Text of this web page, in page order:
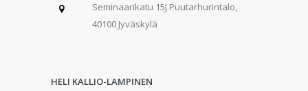
Seminaarikatu 15J Puutarhurintalo,
40100 Jyväskylä
HELI KALLIO-LAMPINEN